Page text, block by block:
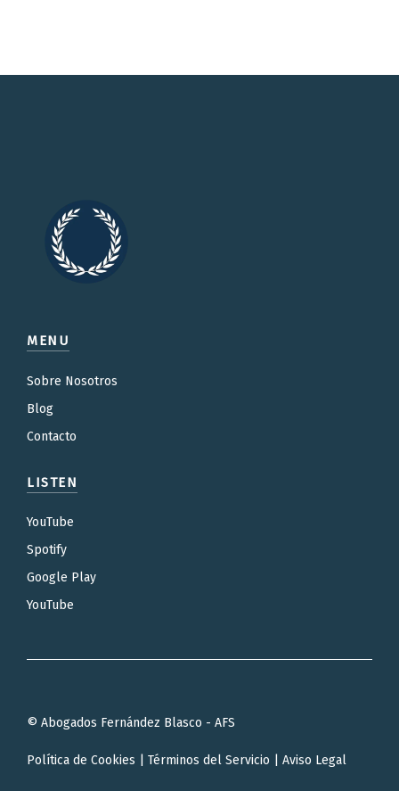
MENU
Sobre Nosotros
Blog
Contacto
LISTEN
YouTube
Spotify
Google Play
YouTube
© Abogados Fernández Blasco - AFS
Política de Cookies Términos del Servicio Aviso Legal